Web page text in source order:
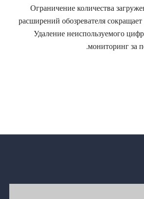
Ограничение количества
расширений обозревателя
Удаление неиспользуемого
мониторинг за